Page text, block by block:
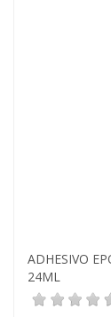
ADHESIVO
24ML